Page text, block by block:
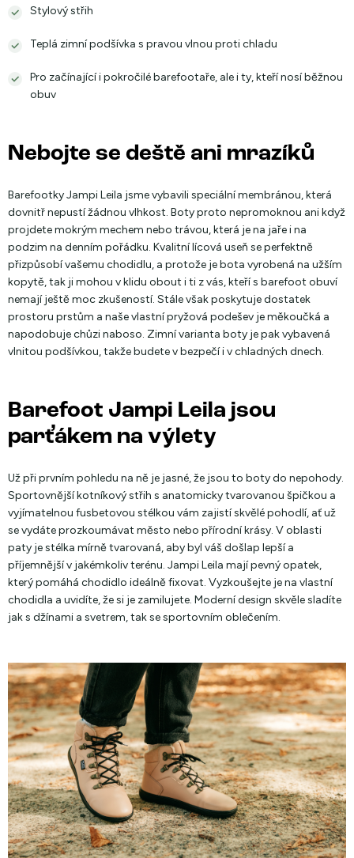
Stylový střih
Teplá zimní podšívka s pravou vlnou proti chladu
Pro začínající i pokročilé barefootaře, ale i ty, kteří nosí běžnou
obuv
Nebojte se deště ani mrazíků
Barefootky Jampi Leila jsme vybavili speciální membránou, která
dovnitř nepustí žádnou vlhkost. Boty proto nepromoknou ani když
projdete mokrým mechem nebo trávou, která je na jaře i na
podzim na denním pořádku. Kvalitní lícová useň se perfektně
přizpůsobí vašemu chodidlu, a protože je bota vyrobená na užším
kopytě, tak ji mohou v klidu obout i ti z vás, kteří s barefoot obuví
nemají ještě moc zkušeností. Stále však poskytuje dostatek
prostoru prstům a naše vlastní pryžová podešev je měkoučká a
napodobuje chůzi naboso. Zimní varianta boty je pak vybavená
vlnitou podšívkou, takže budete v bezpečí i v chladných dnech.
Barefoot Jampi Leila jsou
parťákem na výlety
Už při prvním pohledu na ně je jasné, že jsou to boty do nepohody.
Sportovnější kotníkový střih s anatomicky tvarovanou špičkou a
vyjímatelnou fusbetovou stélkou vám zajistí skvělé pohodlí, ať už
se vydáte prozkoumávat město nebo přírodní krásy. V oblasti
paty je stélka mírně tvarovaná, aby byl váš došlap lepší a
příjemnější v jakémkoliv terénu. Jampi Leila mají pevný opatek,
který pomáhá chodidlo ideálně fixovat. Vyzkoušejte je na vlastní
chodidla a uvidíte, že si je zamilujete. Moderní design skvěle sladíte
jak s džínami a svetrem, tak se sportovním oblečením.